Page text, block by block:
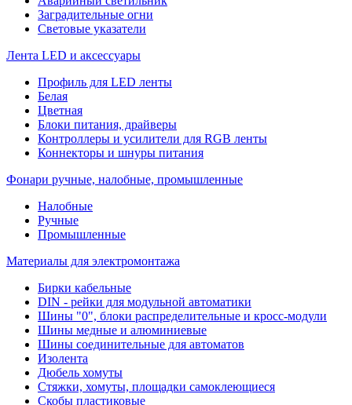
Заградительные огни
Световые указатели
Лента LED и аксессуары
Профиль для LED ленты
Белая
Цветная
Блоки питания, драйверы
Контроллеры и усилители для RGB ленты
Коннекторы и шнуры питания
Фонари ручные, налобные, промышленные
Налобные
Ручные
Промышленные
Материалы для электромонтажа
Бирки кабельные
DIN - рейки для модульной автоматики
Шины "0", блоки распределительные и кросс-модули
Шины медные и алюминиевые
Шины соединительные для автоматов
Изолента
Дюбель хомуты
Стяжки, хомуты, площадки самоклеющиеся
Скобы пластиковые